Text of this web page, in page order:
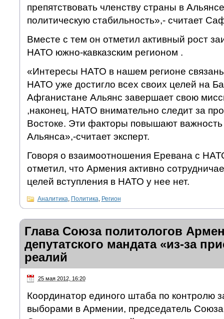
препятствовать членству страны в
политическую стабильность»,- считает
Вместе с тем он отметил активный рост
НАТО южно-кавказским регионом .
«Интересы НАТО в нашем регионе
НАТО уже достигло всех своих целей на
Афганистане Альянс завершает свою
,наконец, НАТО внимательно следит за
Востоке. Эти факторы повышают важность
Альянса»,-считает эксперт.
Говоря о взаимоотношения Еревана с
отметил, что Армения активно
целей вступления в НАТО у нее нет.
Аналитика, Политика, Регион
Глава Союза политологов
депутатского мандата «из-за
реалий
25 мая 2012, 16:20
Координатор единого штаба по контролю
выборами в Армении, председатель Союза